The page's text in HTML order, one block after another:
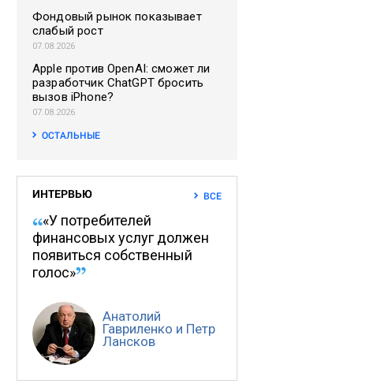
Фондовый рынок показывает
слабый рост
07.08.2026
Apple против OpenAI: сможет ли
разработчик ChatGPT бросить
вызов iPhone?
07.08.2026
ОСТАЛЬНЫЕ
ИНТЕРВЬЮ ВСЕ
«У потребителей
финансовых услуг должен
появиться собственный
голос»
Анатолий
Гавриленко и Петр
Лансков